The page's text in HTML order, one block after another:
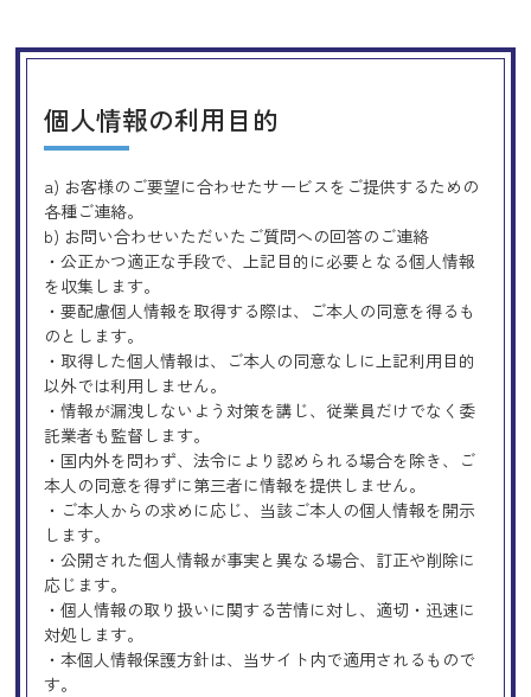
個人情報の利用目的
a) お客様のご要望に合わせたサービスをご提供するための
各種ご連絡。
b) お問い合わせいただいたご質問への回答のご連絡
・公正かつ適正な手段で、上記目的に必要となる個人情報
を収集します。
・要配慮個人情報を取得する際は、ご本人の同意を得るも
のとします。
・取得した個人情報は、ご本人の同意なしに上記利用目的
以外では利用しません。
・情報が漏洩しないよう対策を講じ、従業員だけでなく委
託業者も監督します。
・国内外を問わず、法令により認められる場合を除き、ご
本人の同意を得ずに第三者に情報を提供しません。
・ご本人からの求めに応じ、当該ご本人の個人情報を開示
します。
・公開された個人情報が事実と異なる場合、訂正や削除に
応じます。
・個人情報の取り扱いに関する苦情に対し、適切・迅速に
対処します。
・本個人情報保護方針は、当サイト内で適用されるもので
す。